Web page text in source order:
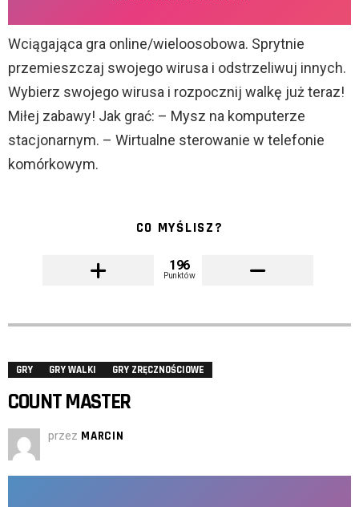
Wciągająca gra online/wieloosobowa. Sprytnie
przemieszczaj swojego wirusa i odstrzeliwuj innych.
Wybierz swojego wirusa i rozpocznij walkę już teraz!
Miłej zabawy! Jak grać: – Mysz na komputerze
stacjonarnym. – Wirtualne sterowanie w telefonie
komórkowym.
CO MYŚLISZ?
196
Punktów
GRY GRY WALKI GRY ZRĘCZNOŚCIOWE
COUNT MASTER
przez MARCIN